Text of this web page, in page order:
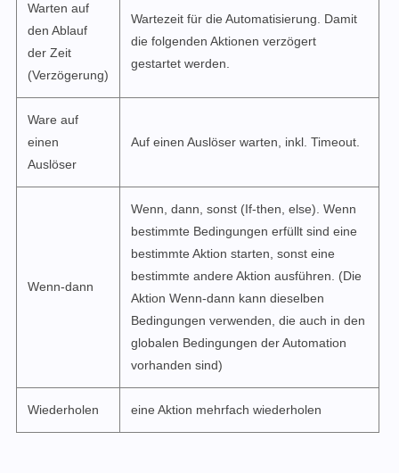
Warten auf
den Ablauf
der Zeit
(Verzögerung)
Wartezeit für die Automatisierung. Damit
die folgenden Aktionen verzögert
gestartet werden.
Ware auf
einen
Auslöser
Auf einen Auslöser warten, inkl. Timeout.
Wenn-dann
Wenn, dann, sonst (If-then, else). Wenn
bestimmte Bedingungen erfüllt sind eine
bestimmte Aktion starten, sonst eine
bestimmte andere Aktion ausführen. (Die
Aktion Wenn-dann kann dieselben
Bedingungen verwenden, die auch in den
globalen Bedingungen der Automation
vorhanden sind)
Wiederholen eine Aktion mehrfach wiederholen